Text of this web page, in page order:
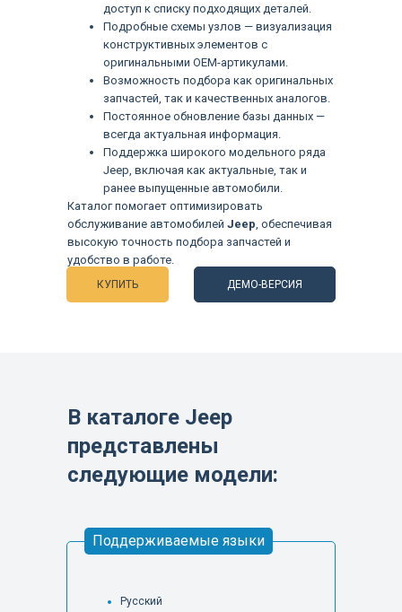
КУПИТЬ ДЕМО-ВЕРСИЯ
доступ к списку подходящих деталей.
Подробные схемы узлов — визуализация
конструктивных элементов с
оригинальными OEM-артикулами.
Возможность подбора как оригинальных
запчастей, так и качественных аналогов.
Постоянное обновление базы данных —
всегда актуальная информация.
Поддержка широкого модельного ряда
Jeep, включая как актуальные, так и
ранее выпущенные автомобили.
Каталог помогает оптимизировать
обслуживание автомобилей Jeep, обеспечивая
высокую точность подбора запчастей и
удобство в работе.
В каталоге Jeep
представлены
следующие модели:
Русский
Языки
Поддерживаемые языки